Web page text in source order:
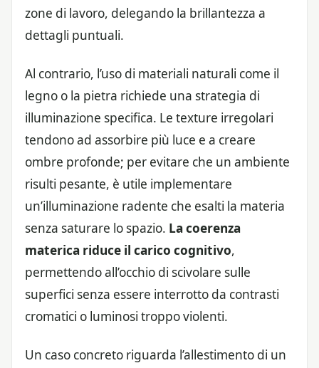
zone di lavoro, delegando la brillantezza a
dettagli puntuali.
Al contrario, l’uso di materiali naturali come il
legno o la pietra richiede una strategia di
illuminazione specifica. Le texture irregolari
tendono ad assorbire più luce e a creare
ombre profonde; per evitare che un ambiente
risulti pesante, è utile implementare
un’illuminazione radente che esalti la materia
senza saturare lo spazio. La coerenza
materica riduce il carico cognitivo,
permettendo all’occhio di scivolare sulle
superfici senza essere interrotto da contrasti
cromatici o luminosi troppo violenti.
Un caso concreto riguarda l’allestimento di un